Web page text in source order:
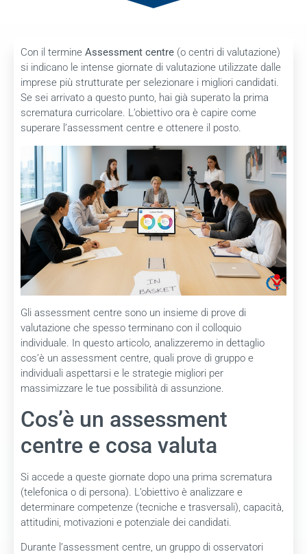
Con il termine Assessment centre (o centri di valutazione)
si indicano le intense giornate di valutazione utilizzate dalle
imprese più strutturate per selezionare i migliori candidati.
Se sei arrivato a questo punto, hai già superato la prima
scrematura curricolare. L’obiettivo ora è capire come
superare l’assessment centre e ottenere il posto.
Gli assessment centre sono un insieme di prove di
valutazione che spesso terminano con il colloquio
individuale. In questo articolo, analizzeremo in dettaglio
cos’è un assessment centre, quali prove di gruppo e
individuali aspettarsi e le strategie migliori per
massimizzare le tue possibilità di assunzione.
Cos’è un assessment
centre e cosa valuta
Si accede a queste giornate dopo una prima scrematura
(telefonica o di persona). L’obiettivo è analizzare e
determinare competenze (tecniche e trasversali), capacità,
attitudini, motivazioni e potenziale dei candidati.
Durante l’assessment centre, un gruppo di osservatori